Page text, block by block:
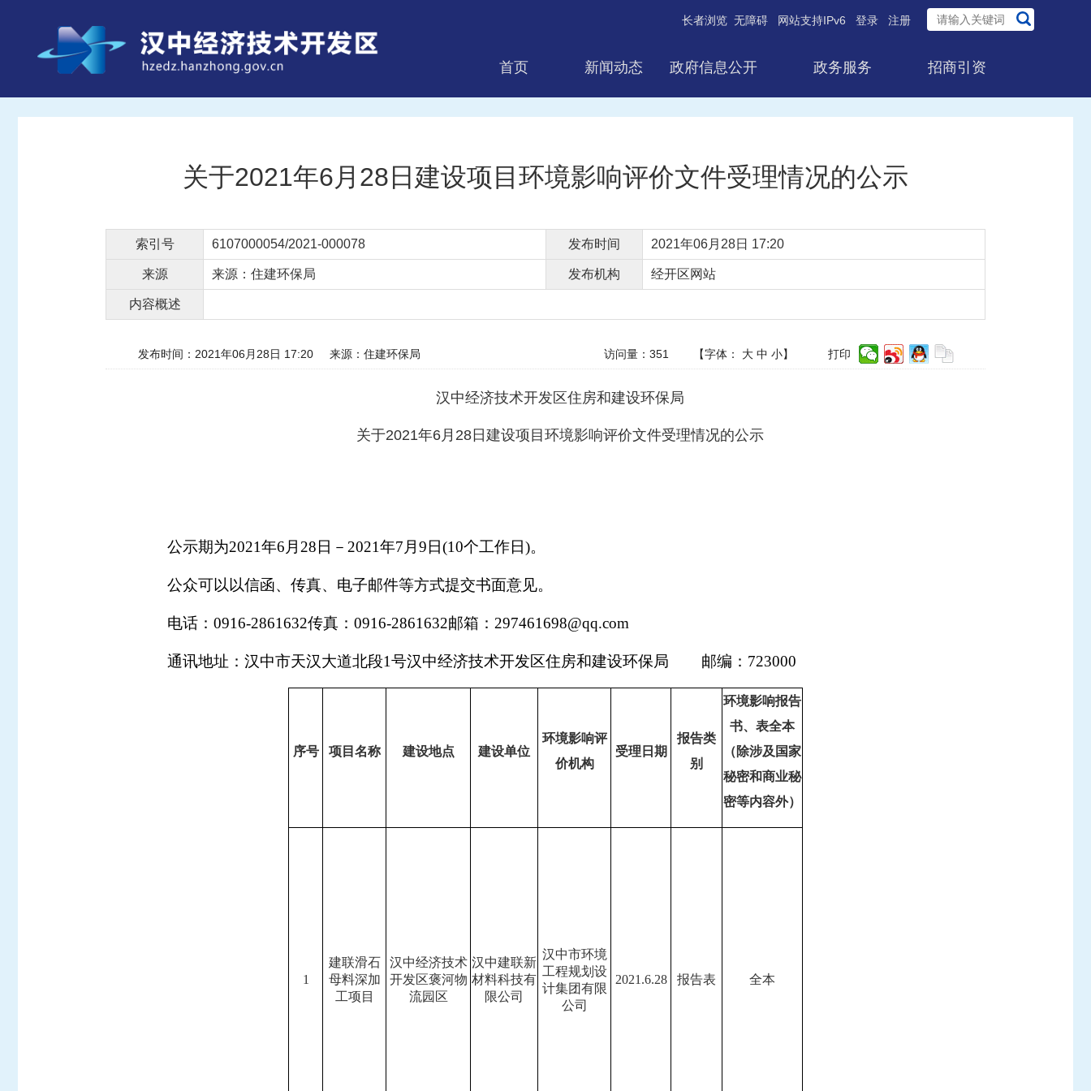
长者浏览 无障碍 网站支持IPv6 登录 注册
首页 新闻动态 政府信息公开 政务服务 招商引资
关于2021年6月28日建设项目环境影响评价文件受理情况的公示
索引号 6107000054/2021-000078 发布时间 2021年06月28日 17:20
来源 来源：住建环保局 发布机构 经开区网站
内容概述
发布时间：2021年06月28日 17:20 来源：住建环保局 访问量： 351 【字体： 大 中 小】 打印
汉中经济技术开发区住房和建设环保局
关于2021年6月 28日建设项目环境影响评价文件受理情况的公示
公示期为2021年6月28日－2021年7月9日(10个工作日)。
公众可以以信函、传真、电子邮件等方式提交书面意见。
电话：0916-2861632传真：0916-2861632邮箱：297461698@qq.com
通讯地址：汉中市天汉大道北段1号汉中经济技术开发区住房和建设环保局 邮编：723000
序号 项目名称 建设地点 建设单位
环境影响评
价机构
受理日期
报告类
别
环境影响报告
书、表全本
（除涉及国家
秘密和商业秘
密等内容外）
1
建联滑石
母料深加
工项目
汉中经济技术
开发区褒河物
流园区
汉中建联新
材料科技有
限公司
汉中市环境
工程规划设
计集团有限
公司
2021.6.28 报告表 全本